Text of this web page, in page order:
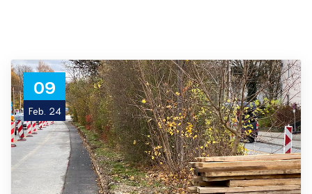
09
Feb. 24